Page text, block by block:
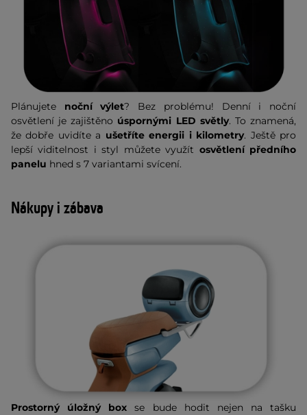
Plánujete noční výlet? Bez problému! Denní i noční
osvětlení je zajištěno úspornými LED světly. To znamená,
že dobře uvidíte a ušetříte energii i kilometry. Ještě pro
lepší viditelnost i styl můžete využít osvětlení předního
panelu hned s 7 variantami svícení.
Nákupy i zábava
Prostorný úložný box se bude hodit nejen na tašku